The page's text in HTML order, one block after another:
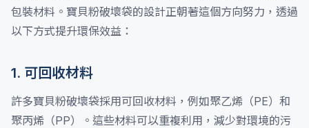
包裝材料。寶貝粉破壞袋的設計正朝著這個方向努力，透過
以下方式提升環保效益：
1. 可回收材料
許多寶貝粉破壞袋採用可回收材料，例如聚乙烯（PE）和
聚丙烯（PP）。這些材料可以重複利用，減少對環境的污